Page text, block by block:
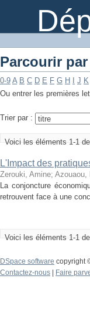
Parcourir
0-9 A B C D E F G H J K
Ou entrer les premières
Trier par :
Voici les éléments 1-1
L'Impact des
Zerouki, Amine; Azouaou,
La conjoncture
retrouvent face à une
Voici les éléments 1-1
DSpace software copyright
Contactez-nous
Faire